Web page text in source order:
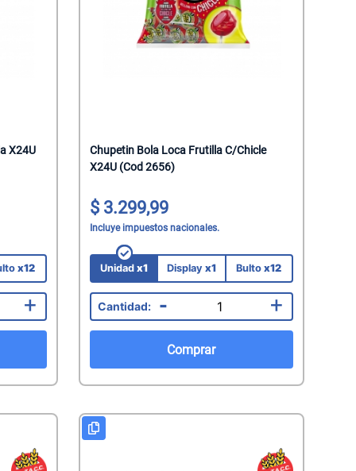
X24U
x12
+
Chupetin Bola Loca Frutilla C/Chicle
X24U (Cod 2656)
3.299,99
Incluye impuestos nacionales.
Unidadx1 Display x1 Bultox12
- +
Comprar